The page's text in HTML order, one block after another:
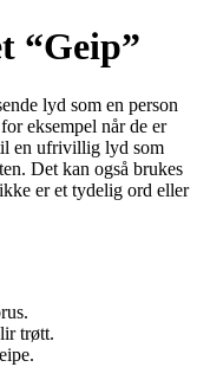
“Geip”
lyd som en person
eksempel når de er
en ufrivillig lyd som
Det kan også brukes
er et tydelig ord eller
trøtt.